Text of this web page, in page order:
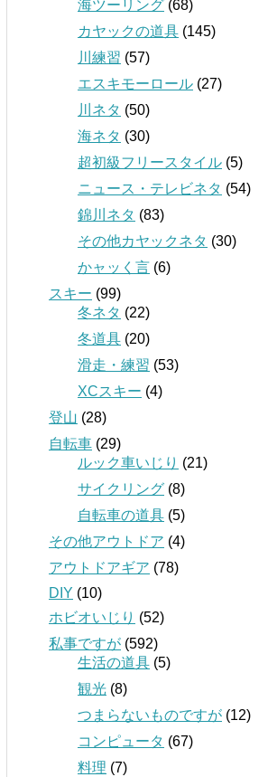
海ツーリング (68)
カヤックの道具 (145)
川練習 (57)
エスキモーロール (27)
川ネタ (50)
海ネタ (30)
超初級フリースタイル (5)
ニュース・テレビネタ (54)
錦川ネタ (83)
その他カヤックネタ (30)
かャッく言 (6)
スキー (99)
冬ネタ (22)
冬道具 (20)
滑走・練習 (53)
XCスキー (4)
登山 (28)
自転車 (29)
ルック車いじり (21)
サイクリング (8)
自転車の道具 (5)
その他アウトドア (4)
アウトドアギア (78)
DIY (10)
ホビオいじり (52)
私事ですが (592)
生活の道具 (5)
観光 (8)
つまらないものですが (12)
コンピュータ (67)
料理 (7)